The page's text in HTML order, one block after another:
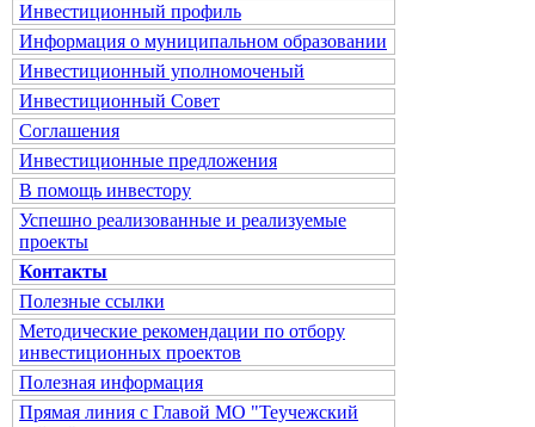
Инвестиционный профиль
Информация о муниципальном образовании
Инвестиционный уполномоченый
Инвестиционный Совет
Соглашения
Инвестиционные предложения
В помощь инвестору
Успешно реализованные и реализуемые
проекты
Контакты
Полезные ссылки
Методические рекомендации по отбору
инвестиционных проектов
Полезная информация
Прямая линия с Главой МО "Теучежский